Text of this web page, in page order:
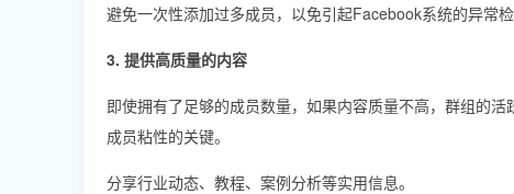
避免一次性添加过多成员，以免引起Facebook系统的异常检
3. 提供高质量的内容
即使拥有了足够的成员数量，如果内容质量不高，群组的
成员粘性的关键。
分享行业动态、教程、案例分析等实用信息。